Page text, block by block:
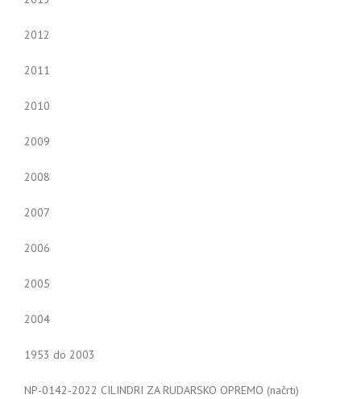
2012
2011
2010
2009
2008
2007
2006
2005
2004
1953 do 2003
NP-0142-2022 CILINDRI ZA RUDARSKO OPREMO (načrti)